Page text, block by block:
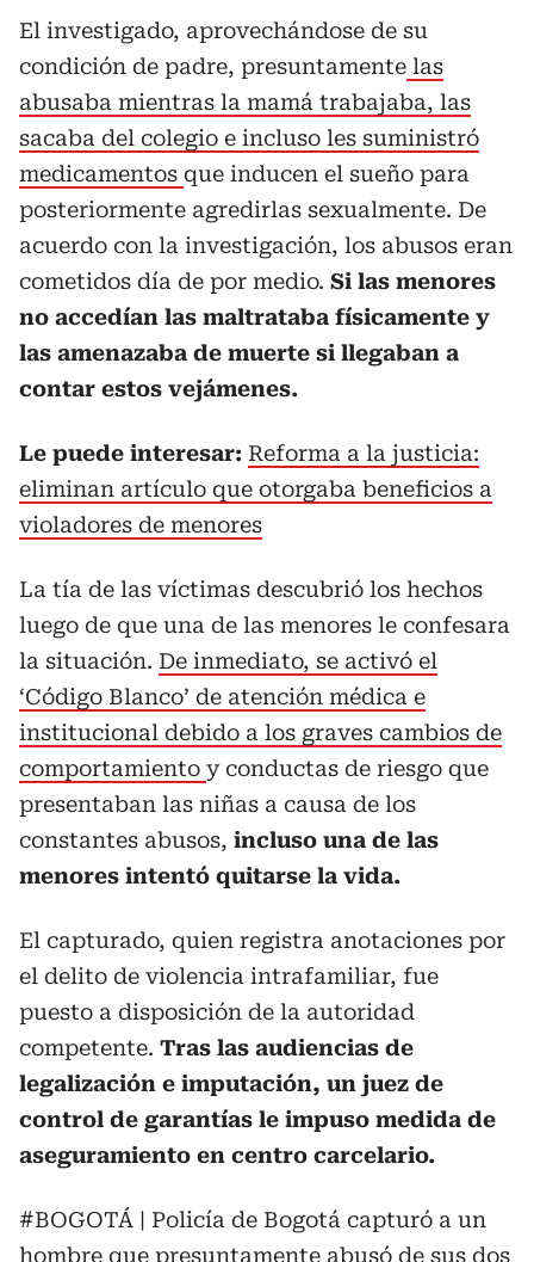
El investigado, aprovechándose de su
condición de padre, presuntamente las
abusaba mientras la mamá trabajaba, las
sacaba del colegio e incluso les suministró
medicamentos que inducen el sueño para
posteriormente agredirlas sexualmente. De
acuerdo con la investigación, los abusos eran
cometidos día de por medio. Si las menores
no accedían las maltrataba físicamente y
las amenazaba de muerte si llegaban a
contar estos vejámenes.
Le puede interesar: Reforma a la justicia:
eliminan artículo que otorgaba beneficios a
violadores de menores
La tía de las víctimas descubrió los hechos
luego de que una de las menores le confesara
la situación. De inmediato, se activó el
‘Código Blanco’ de atención médica e
institucional debido a los graves cambios de
comportamiento y conductas de riesgo que
presentaban las niñas a causa de los
constantes abusos, incluso una de las
menores intentó quitarse la vida.
El capturado, quien registra anotaciones por
el delito de violencia intrafamiliar, fue
puesto a disposición de la autoridad
competente. Tras las audiencias de
legalización e imputación, un juez de
control de garantías le impuso medida de
aseguramiento en centro carcelario.
#BOGOTÁ | Policía de Bogotá capturó a un
hombre que presuntamente abusó de sus dos